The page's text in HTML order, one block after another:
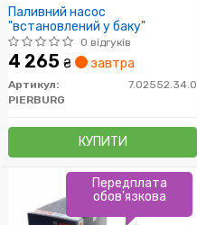
Паливний насос
"встановлений у баку"
0 відгуків
4 265 ₴ завтра
Артикул:
7.02552.34.0
PIERBURG
КУПИТИ
Передплата
обов'язкова